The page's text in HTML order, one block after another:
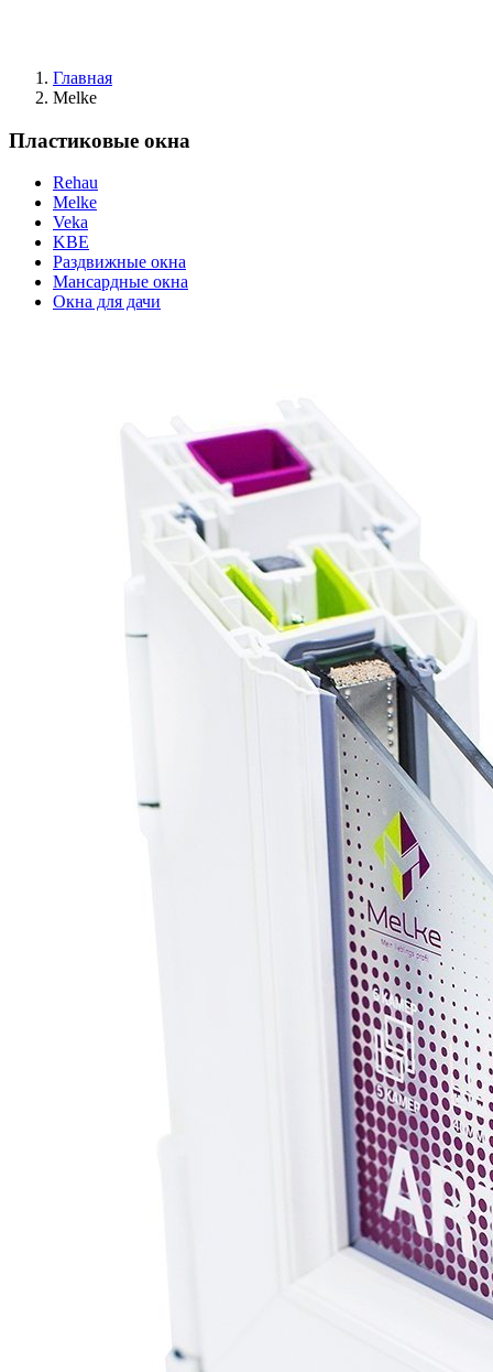
Главная
Melke
Пластиковые окна
Rehau
Melke
Veka
KBE
Раздвижные окна
Мансардные окна
Окна для дачи